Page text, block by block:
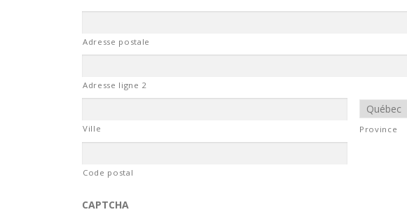
Adresse postale
Adresse ligne 2
Ville Province
Code postal
CAPTCHA